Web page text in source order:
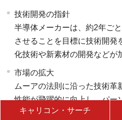
キャリコン・サーチ
技術開発の指針
半導体メーカーは、約2年ご
させることを目標に技術開発
化技術や新素材の開発などが
市場の拡大
ムーアの法則に沿った技術革
性能が飛躍的に向上し、パー
やインターネットの発展など